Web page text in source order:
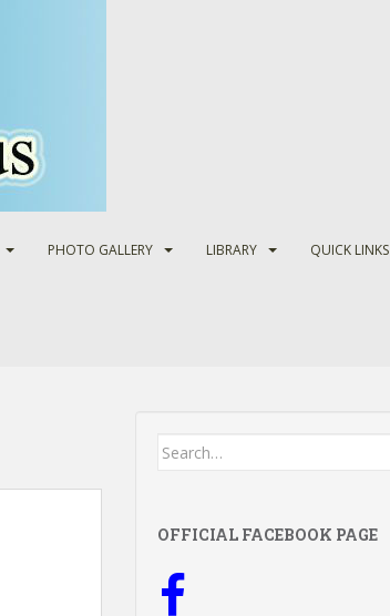
PHOTO GALLERY LIBRARY QUICK LINKS
Search
OFFICIAL FACEBOOK PAGE